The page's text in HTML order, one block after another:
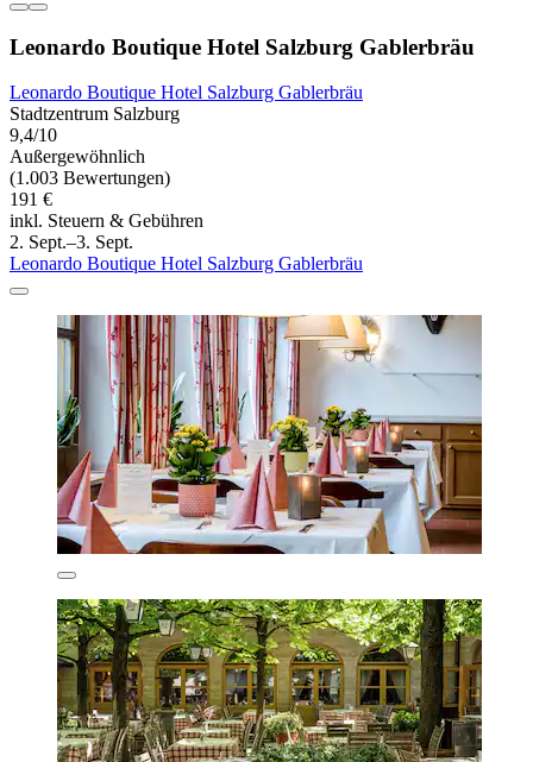
Leonardo Boutique Hotel Salzburg Gablerbräu
Leonardo Boutique Hotel Salzburg Gablerbräu
Stadtzentrum Salzburg
9,4/10
Außergewöhnlich
(1.003 Bewertungen)
191 €
inkl. Steuern & Gebühren
2. Sept.–3. Sept.
Leonardo Boutique Hotel Salzburg Gablerbräu